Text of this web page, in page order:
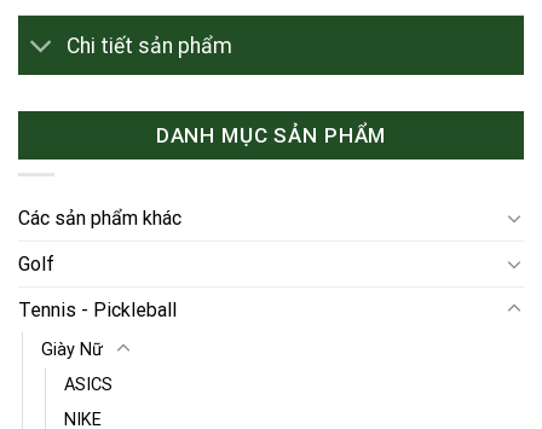
Chi tiết sản phẩm
DANH MỤC SẢN PHẨM
Các sản phẩm khác
Golf
Tennis - Pickleball
Giày Nữ
ASICS
NIKE